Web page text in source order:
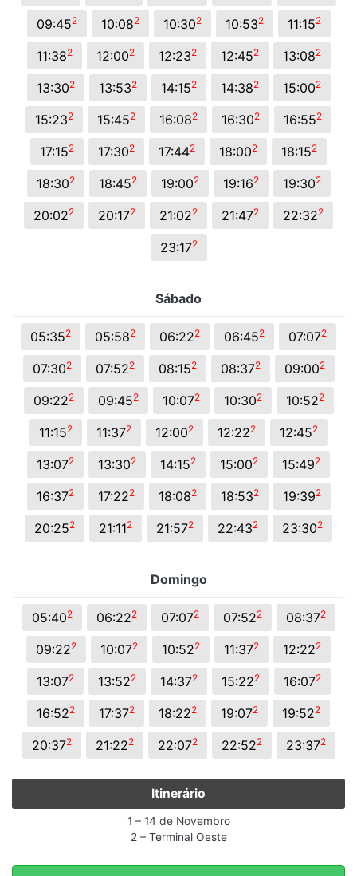
09:452 10:082 10:302 10:532 11:152
11:382 12:002 12:232 12:452 13:082
13:302 13:532 14:152 14:382 15:002
15:232 15:452 16:082 16:302 16:552
17:152 17:302 17:442 18:002 18:152
18:302 18:452 19:002 19:162 19:302
20:022 20:172 21:022 21:472 22:322
23:172
Sábado
05:352 05:582 06:222 06:452 07:072
07:302 07:522 08:152 08:372 09:002
09:222 09:452 10:072 10:302 10:522
11:152 11:372 12:002 12:222 12:452
13:072 13:302 14:152 15:002 15:492
16:372 17:222 18:082 18:532 19:392
20:252 21:112 21:572 22:432 23:302
Domingo
05:402 06:222 07:072 07:522 08:372
09:222 10:072 10:522 11:372 12:222
13:072 13:522 14:372 15:222 16:072
16:522 17:372 18:222 19:072 19:522
20:372 21:222 22:072 22:522 23:372
Itinerário
1 – 14 de Novembro
2 – Terminal Oeste